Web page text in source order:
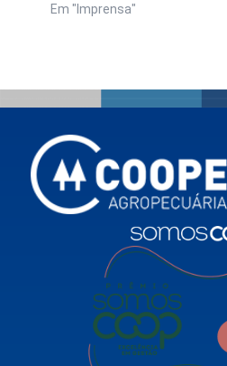
Em "Imprensa"